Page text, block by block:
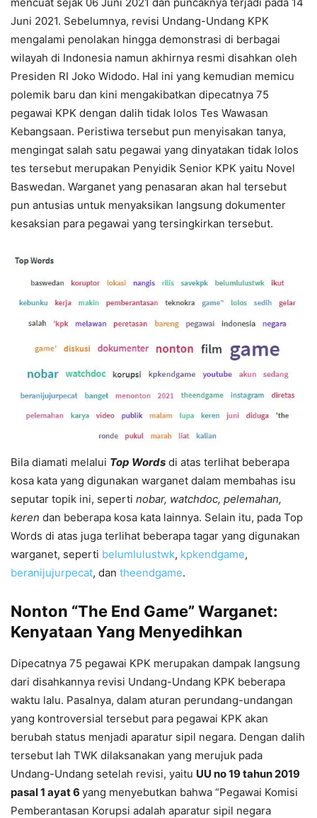
Juni 2021. Sebelumnya, revisi Undang-Undang KPK
mengalami penolakan hingga demonstrasi di berbagai
wilayah di Indonesia namun akhirnya resmi disahkan oleh
Presiden RI Joko Widodo. Hal ini yang kemudian memicu
polemik baru dan kini mengakibatkan dipecatnya 75
pegawai KPK dengan dalih tidak lolos Tes Wawasan
Kebangsaan. Peristiwa tersebut pun menyisakan tanya,
mengingat salah satu pegawai yang dinyatakan tidak lolos
tes tersebut merupakan Penyidik Senior KPK yaitu Novel
Baswedan. Warganet yang penasaran akan hal tersebut
pun antusias untuk menyaksikan langsung dokumenter
kesaksian para pegawai yang tersingkirkan tersebut.
Bila diamati melalui Top Words di atas terlihat beberapa
kosa kata yang digunakan warganet dalam membahas isu
seputar topik ini, seperti nobar, watchdoc, pelemahan,
keren dan beberapa kosa kata lainnya. Selain itu, pada Top
Words di atas juga terlihat beberapa tagar yang digunakan
warganet, seperti belumlulustwk, kpkendgame,
beranijujurpecat, dan theendgame.
Nonton “The End Game” Warganet:
Kenyataan Yang Menyedihkan
Dipecatnya 75 pegawai KPK merupakan dampak langsung
dari disahkannya revisi Undang-Undang KPK beberapa
waktu lalu. Pasalnya, dalam aturan perundang-undangan
yang kontroversial tersebut para pegawai KPK akan
berubah status menjadi aparatur sipil negara. Dengan dalih
tersebut lah TWK dilaksanakan yang merujuk pada
Undang-Undang setelah revisi, yaitu UU no 19 tahun 2019
pasal 1 ayat 6 yang menyebutkan bahwa “Pegawai Komisi
Pemberantasan Korupsi adalah aparatur sipil negara